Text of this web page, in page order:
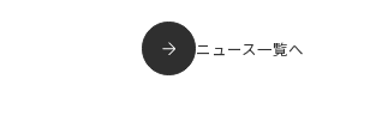
ニュース一覧へ